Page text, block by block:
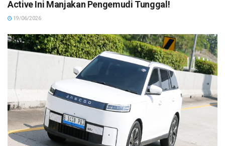
Active Ini Manjakan Pengemudi Tunggal!
19/06/2026